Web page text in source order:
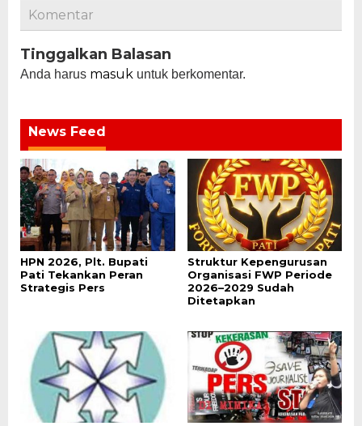
Komentar
Tinggalkan Balasan
Anda harus masuk untuk berkomentar.
News Feed
HPN 2026, Plt. Bupati
Pati Tekankan Peran
Strategis Pers
Struktur Kepengurusan
Organisasi FWP Periode
2026–2029 Sudah
Ditetapkan